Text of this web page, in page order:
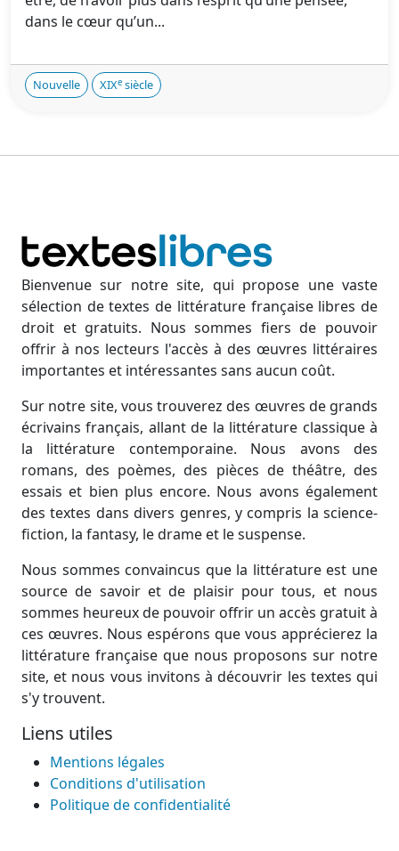
dans le cœur qu’un...
Nouvelle XIXe siècle
Bienvenue sur notre site, qui propose une vaste
sélection de textes de littérature française libres de
droit et gratuits. Nous sommes fiers de pouvoir
offrir à nos lecteurs l'accès à des œuvres littéraires
importantes et intéressantes sans aucun coût.
Sur notre site, vous trouverez des œuvres de grands
écrivains français, allant de la littérature classique à
la littérature contemporaine. Nous avons des
romans, des poèmes, des pièces de théâtre, des
essais et bien plus encore. Nous avons également
des textes dans divers genres, y compris la science-
fiction, la fantasy, le drame et le suspense.
Nous sommes convaincus que la littérature est une
source de savoir et de plaisir pour tous, et nous
sommes heureux de pouvoir offrir un accès gratuit à
ces œuvres. Nous espérons que vous apprécierez la
littérature française que nous proposons sur notre
site, et nous vous invitons à découvrir les textes qui
s'y trouvent.
Liens utiles
Mentions légales
Conditions d'utilisation
Politique de confidentialité